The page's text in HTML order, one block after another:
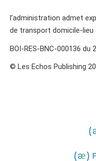
l’administration admet
de transport domicile-lieu
BOI-RES-BNC-000136 du
© Les Echos Publishing